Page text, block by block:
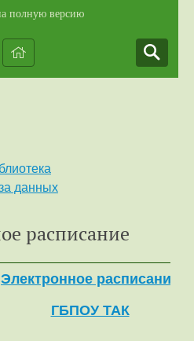
полную версию
данных
расписание
Электронное расписание
ГБПОУ ТАК